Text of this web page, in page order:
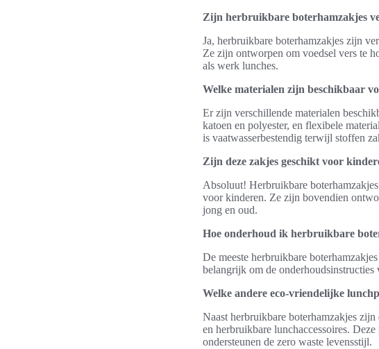
Zijn herbruikbare boterhamzakjes
Ja, herbruikbare boterhamzakjes zijn
Ze zijn ontworpen om voedsel vers te
als werk lunches.
Welke materialen zijn beschikbaar
Er zijn verschillende materialen
katoen en polyester, en flexibele
is vaatwasserbestendig terwijl stoffen
Zijn deze zakjes geschikt voor
Absoluut! Herbruikbare
voor kinderen. Ze zijn bovendien
jong en oud.
Hoe onderhoud ik herbruikbare
De meeste herbruikbare
belangrijk om de
Welke andere eco-vriendelijke
Naast herbruikbare boterhamzakjes
en herbruikbare lunchaccessoires.
ondersteunen de zero waste levensstijl.